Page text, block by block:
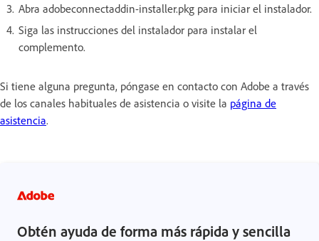
Abra adobeconnectaddin-installer.pkg para iniciar el instalador.
Siga las instrucciones del instalador para instalar el
complemento.
Si tiene alguna pregunta, póngase en contacto con Adobe a través
de los canales habituales de asistencia o visite la página de
asistencia.
Obtén ayuda de forma más rápida y sencilla